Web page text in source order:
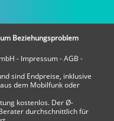
Beziehungsproblem
- Impressum-AGB -
sind Endpreise, inklusive
dem Mobilfunk oder
kostenlos. Der Ø-
durchschnittlich für